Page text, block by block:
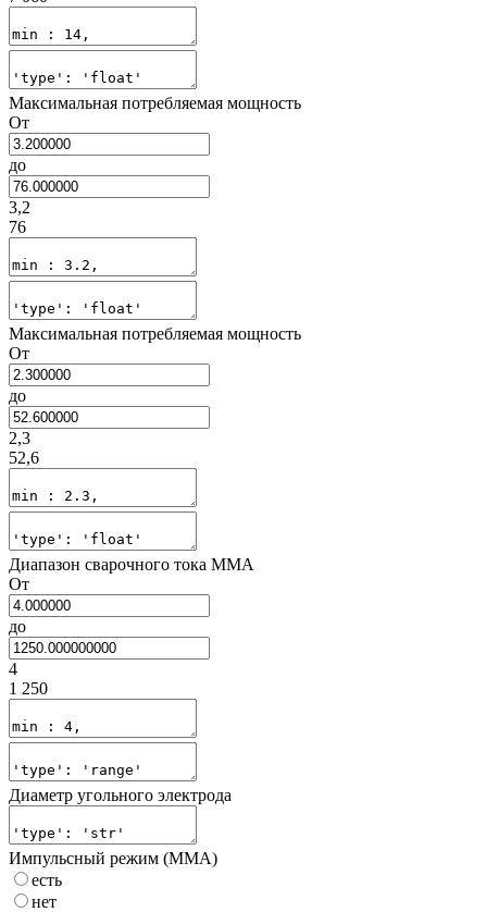
Максимальная потребляемая мощность
От
до
3,2
76
Максимальная потребляемая мощность
От
до
2,3
52,6
Диапазон сварочного тока MMA
От
до
4
1 250
Диаметр угольного электрода
Импульсный режим (ММА)
есть
нет